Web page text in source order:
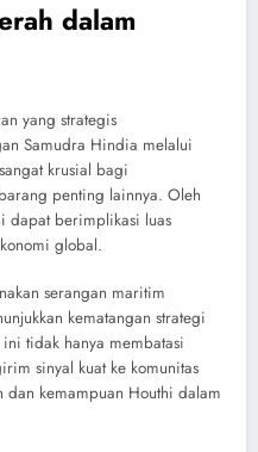
dalam
yang strategis
Samudra Hindia melalui
krusial bagi
penting lainnya. Oleh
dapat berimplikasi luas
global.
serangan maritim
kematangan strategi
tidak hanya membatasi
sinyal kuat ke komunitas
kemampuan Houthi dalam